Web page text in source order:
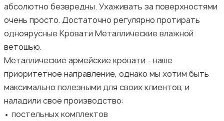
абсолютно безвредны. Ухаживать за поверхностями
очень просто. Достаточно регулярно протирать
одноярусные Кровати Металлические влажной
ветошью.
Металлические армейские кровати - наше
приоритетное направление, однако мы хотим быть
максимально полезными для своих клиентов, и
наладили свое производство:
• постельных комплектов